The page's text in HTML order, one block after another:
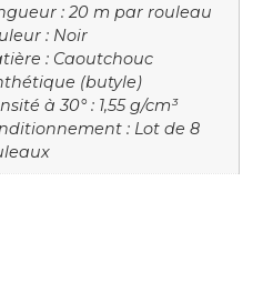
: 20 m par rouleau
: Noir
: Caoutchouc
(butyle)
à 30° : 1,55 g/cm³
: Lot de 8